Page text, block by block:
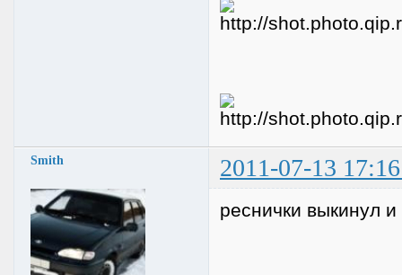
Smith 2011-07-13
реснички выкинул